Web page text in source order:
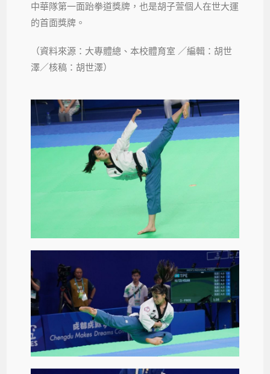
中華隊第一面跆拳道獎牌，也是胡子萱個人在世大運
的首面獎牌。
（資料來源：大專體總、本校體育室 ／編輯：胡世
澤／核稿：胡世澤）